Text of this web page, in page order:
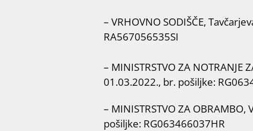
– VRHOVNO SODIŠČE,
RA567056535SI
– MINISTRSTVO ZA
01.03.2022., br. pošiljke:
– MINISTRSTVO ZA
pošiljke: RG063466037HR